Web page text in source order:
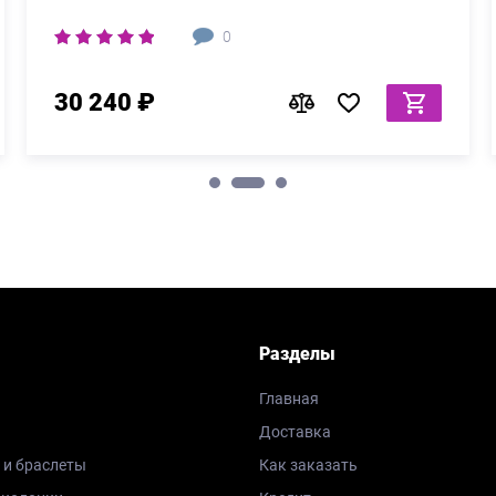
0
30 240 ₽
браслеты
Разделы
Главная
Доставка
Как заказать